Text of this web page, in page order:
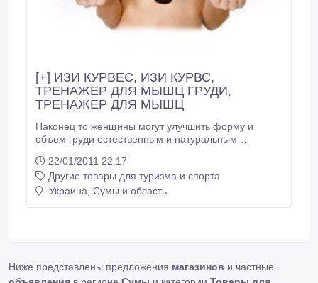
[+] ИЗИ КУРВЕС, ИЗИ КУРВС,
ТРЕНАЖЕР ДЛЯ МЫШЦ ГРУДИ,
ТРЕНАЖЕР ДЛЯ МЫШЦ
Наконец то женщины могут улучшить форму и
объем груди естественным и натуральным
этого можно достичь правильным воздействием на
соответствующие грудные мышцы. Сокращение
мышц груди: Самым важным при упражнениях с
22/01/2011 22:17
Другие товары для туризма и спорта
Украина, Сумы и область
Ниже представлены предложения магазинов и частные